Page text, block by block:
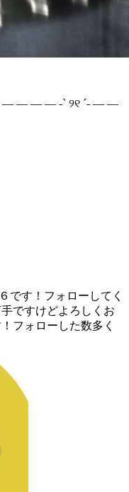
— — — — ˗ˋ ୨୧ ˊ˗ — —
です！フォローしてく
ですけどよろしくお
フォローした数多く